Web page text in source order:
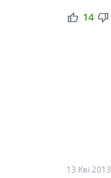
thumb_up thumb_down
14
13 Кві 2013